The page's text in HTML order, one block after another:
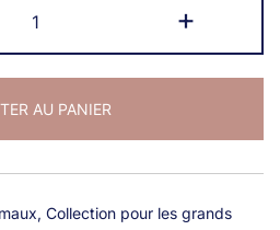
de
Affiche
+
AU PANIER
, Collection pour les grands